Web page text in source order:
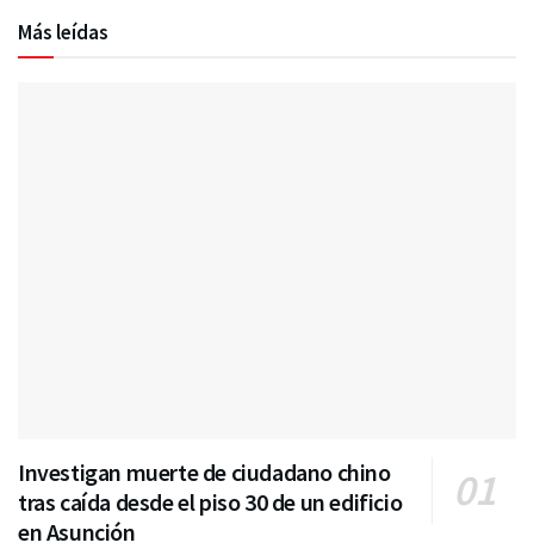
Más leídas
Investigan muerte de ciudadano chino
tras caída desde el piso 30 de un edificio
en Asunción